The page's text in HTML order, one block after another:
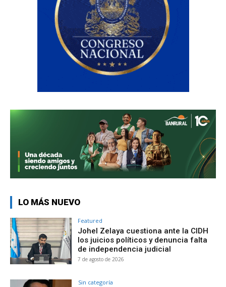
LO MÁS NUEVO
Featured
Johel Zelaya cuestiona ante la CIDH
los juicios políticos y denuncia falta
de independencia judicial
7 de agosto de 2026
Sin categoría